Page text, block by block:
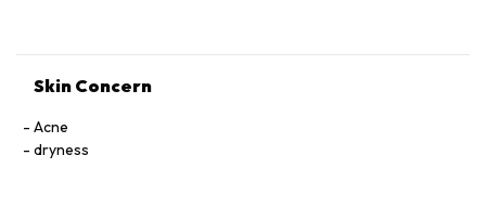
TETRAPEPTIDE-9, ALCOHOL, PHYTOL, ALPHA-ISOMETHYL
TITANIUM DIOXIDE (CI 77891), IRON OXIDES (CI 77491, CI
77492, CI 77499)].
Skin Concern
Acne
dryness